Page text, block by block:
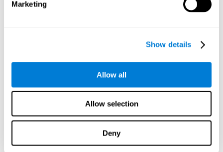
Marketing
Show details
Allow all
Allow selection
Deny
Le Globus pallidus : sa fonction principale est de réguler les
surtout sur celle de la peur. L'amygdale aide à stocker et
de cheval de mer qui joue un rôle essentiel dans la formation de la
mémoire (Kosslyn, 1994), autant au niveau du classement de l'information
que de la mémoire à long-terme.
LE CORTEX CÉRÉBRAL :C'est une couche fine de tissus gris qui
se replie sur elle-même et forme des circonvolutions qui donnent au
cerveau cet aspect si caractéristique. Les circonvolutions sont délimitées
divisé en deux hémisphères, droit ou gauche, séparés par la scissure
interhémisphérique et unis par une structure appellée "corps calleux", qui